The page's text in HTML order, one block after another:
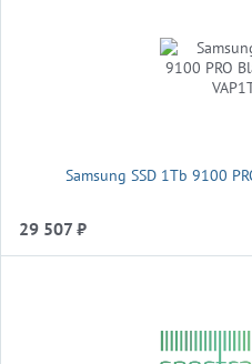
Samsung SSD 1Tb 9100
29 507 ₽